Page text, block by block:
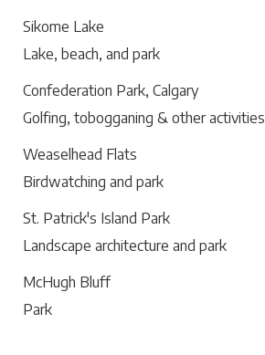
Sikome Lake
Lake, beach, and park
Confederation Park, Calgary
Golfing, tobogganing & other activities
Weaselhead Flats
Birdwatching and park
St. Patrick's Island Park
Landscape architecture and park
McHugh Bluff
Park